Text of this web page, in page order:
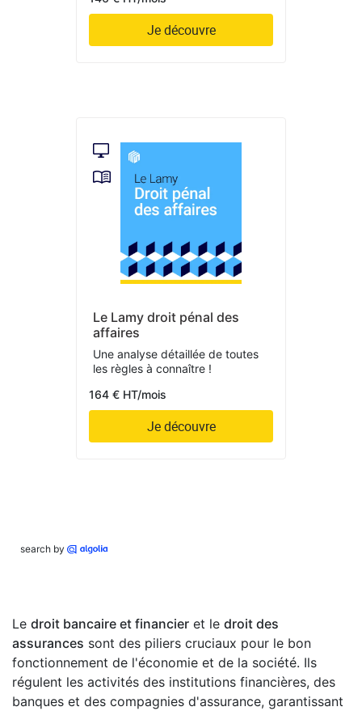
Je découvre
Le Lamy droit pénal des
affaires
Une analyse détaillée de toutes
les règles à connaître !
164 € HT/mois
Je découvre
search by
Le droit bancaire et financier et le droit des
assurances sont des piliers cruciaux pour le bon
fonctionnement de l'économie et de la société. Ils
régulent les activités des institutions financières, des
banques et des compagnies d'assurance, garantissant